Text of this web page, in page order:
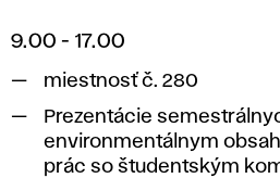
9.00 - 17.00
miestnosť č. 280
Prezentácie
environmentálnym
prác so študentským